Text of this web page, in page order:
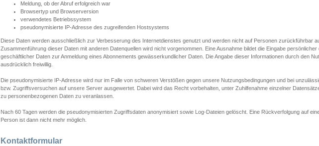
Meldung, ob der Abruf erfolgreich war
Browsertyp und Browserversion
verwendetes Betriebssystem
pseudonymisierte IP-Adresse des zugreifenden Hostsystems
Diese Daten werden ausschließlich zur Verbesserung des Internetdienstes genutzt und werden nicht auf Personen zurückführbar
Zusammenführung dieser Daten mit anderen Datenquellen wird nicht vorgenommen. Eine Ausnahme bildet die Eingabe persönlicher
geschäftlicher Daten zur Anmeldung eines Abonnements gewässerkundlicher Daten. Die Angabe dieser Informationen durch den
ausdrücklich freiwillig.
Die pseudonymisierte IP-Adresse wird nur im Falle von schweren Verstößen gegen unsere Nutzungsbedingungen und bei
bzw. Zugriffsversuchen auf unsere Server ausgewertet. Dabei wird das Recht vorbehalten, unter Zuhilfenahme einzelner
zu personenbezogenen Daten zu veranlassen.
Nach 60 Tagen werden die pseudonymisierten Zugriffsdaten anonymisiert sowie Log-Dateien gelöscht. Eine Rückverfolgung auf
Person ist dann nicht mehr möglich.
Kontaktformular